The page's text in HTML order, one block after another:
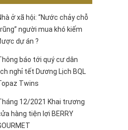
ở xã hội: “Nước chảy chỗ
người mua khó kiếm
dự án ?
báo tới quý cư dân
nghỉ tết Dương Lịch BQL
Twins
12/2021 Khai trương
hàng tiện lợi BERRY